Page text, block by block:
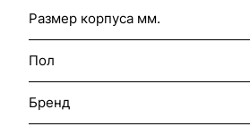
Размер корпуса мм.
Пол
Бренд